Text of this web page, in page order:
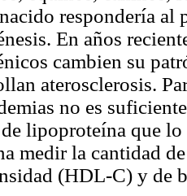
respondería al
En años
cambien su
aterosclerosis.
no es
lipoproteína que lo
medir la cantidad
(HDL-C) y de